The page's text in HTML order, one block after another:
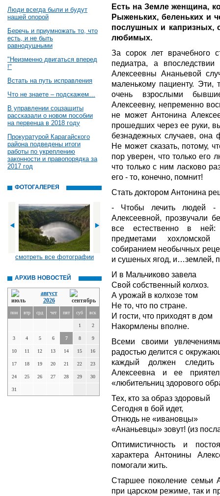
Люди всегда были и будут
нашей опорой
Беречь и приумножать то, что
есть, и не быть
равнодушными
"Неизменно двигаться вперед
!"
Встать на путь исправления
Что не знаете – подскажем…
В управлении соцзащиты
рассказали о новом пособии
на первенца в 2018 году
Прокуратурой Карагайского
района подведены итоги
работы по укреплению
законности и правопорядка за
2017 год
ФОТОГАЛЕРЕЯ
смотреть все фотографии
АРХИВ НОВОСТЕЙ
август
2026
пон втр срд чет пят суб вск
1 2
3 4 5 6 7 8 9
10 11 12 13 14 15 16
17 18 19 20 21 22 23
24 25 26 27 28 29 30
31
Есть на Земле женщина,
Рыженьких, беленьких и
послушных и капризных,
любимых.
За сорок лет врачебного
педиатра, а
Алексеевны Ананьевой
маленькому пациенту.
очень взрослыми
Алексеевну, непременно
не может Антонина
прошедших через ее руки,
безнадежных случаев, она
Не может сказать, потому,
пор уверен, что только его
что только с ним ласково
его - то, конечно, помнит!
Стать доктором Антонина
- Чтобы лечить людей -
Алексеевной, прозвучали
все естественно в ней:
предметами
собиранием необычных
и сушеных ягод, и…землей,
И в Мальчиково завела
Свой собственный колхоз.
А урожай в колхозе том
Не то, что по стране.
И гости, что приходят в дом
Накормлены вполне.
Всеми своими
радостью делится с
каждый должен
Алексеевна и ее
«любительниц здорового
Тех, кто за образ здоровый
Сегодня в бой идет,
Отнюдь не «ивановцы»
«Ананьевцы» зовут! (из
Оптимистичность и
характера Антонины
помогали жить.
Старшее поколение семьи
при царском режиме, так и